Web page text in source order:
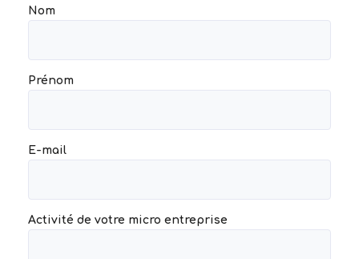
Nom
Prénom
E-mail
Activité de votre micro entreprise